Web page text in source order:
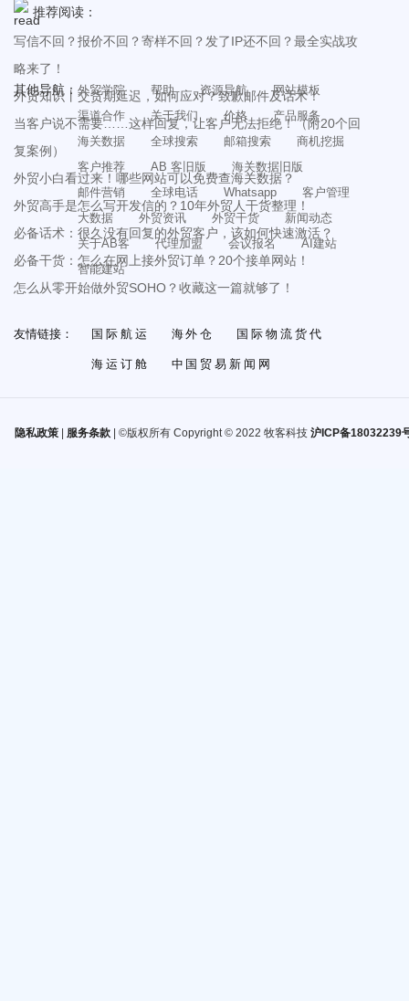
推荐阅读：
写信不回？报价不回？寄样不回？发了IP还不回？最全实战攻
略来了！
外贸知识丨交货期延迟，如何应对？致歉邮件及话术！
当客户说不需要……这样回复，让客户无法拒绝！（附20个回
复案例）
外贸小白看过来！哪些网站可以免费查海关数据？
外贸高手是怎么写开发信的？10年外贸人干货整理！
必备话术：很久没有回复的外贸客户，该如何快速激活？
必备干货：怎么在网上接外贸订单？20个接单网站！
怎么从零开始做外贸SOHO？收藏这一篇就够了！
其他导航： 外贸学院 帮助 资源导航
网站模板
渠道合作
关于我们 价格
产品服务
海关数据
全球搜索 邮箱搜索
商机挖掘
客户推荐
AB 客旧版
海关数据旧版
邮件营销
全球电话 Whatsapp
客户管理
大数据
外贸资讯 外贸干货
新闻动态
关于AB客
代理加盟 会议报名
AI建站
智能建站
友情链接： 国际航运 海外仓 国际物流货代
海运订舱 中国贸易新闻网
隐私政策| 服务条款| ©版权所有 Copyright © 2022 牧客科技 沪ICP备18032239